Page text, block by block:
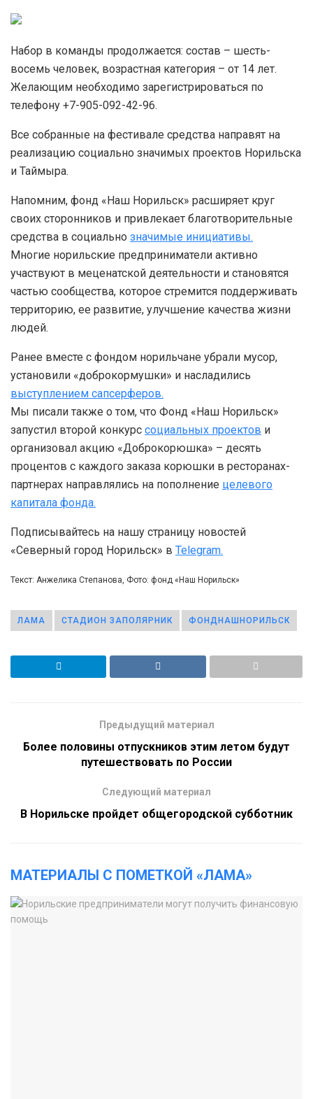
Набор в команды продолжается: состав – шесть-
восемь человек, возрастная категория – от 14 лет.
Желающим необходимо зарегистрироваться по
телефону +7-905-092-42-96.
Все собранные на фестивале средства направят на
реализацию социально значимых проектов Норильска
и Таймыра.
Напомним, фонд «Наш Норильск» расширяет круг
своих сторонников и привлекает благотворительные
средства в социально значимые инициативы.
Многие норильские предприниматели активно
участвуют в меценатской деятельности и становятся
частью сообщества, которое стремится поддерживать
территорию, ее развитие, улучшение качества жизни
людей.
Ранее вместе с фондом норильчане убрали мусор,
установили «доброкормушки» и насладились
выступлением сапсерферов.
Мы писали также о том, что Фонд «Наш Норильск»
запустил второй конкурс социальных проектов и
организовал акцию «Доброкорюшка» – десять
процентов с каждого заказа корюшки в ресторанах-
партнерах направлялись на пополнение целевого
капитала фонда.
Подписывайтесь на нашу страницу новостей
«Северный город Норильск» в Telegram.
Текст: Анжелика Степанова, Фото: фонд «Наш Норильск»
ЛАМА СТАДИОН ЗАПОЛЯРНИК ФОНДНАШНОРИЛЬСК
Предыдущий материал
Более половины отпускников этим летом будут
путешествовать по России
Следующий материал
В Норильске пройдет общегородской субботник
МАТЕРИАЛЫ С ПОМЕТКОЙ «ЛАМА»